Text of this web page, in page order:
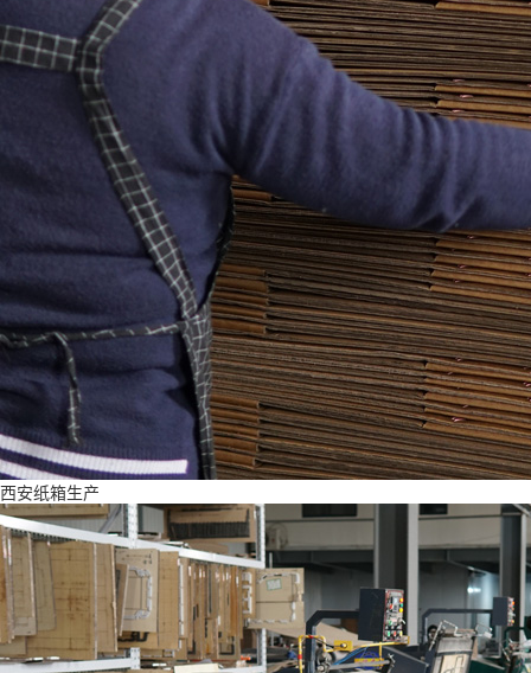
西安纸箱生产